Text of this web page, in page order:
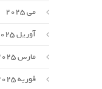
می 2025
آوریل 2025
مارس 2025
فوریه 2025